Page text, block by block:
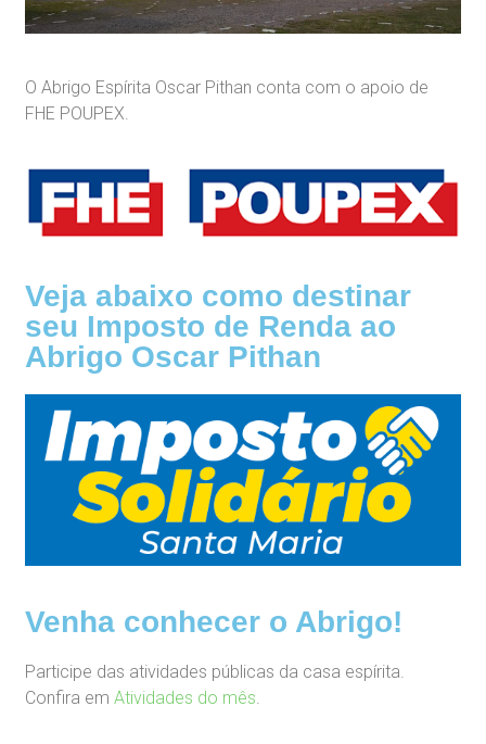
O Abrigo Espírita Oscar Pithan conta com o apoio de
FHE POUPEX.
Veja abaixo como destinar
seu Imposto de Renda ao
Abrigo Oscar Pithan
Venha conhecer o Abrigo!
Participe das atividades públicas da casa espírita.
Confira emAtividades do mês